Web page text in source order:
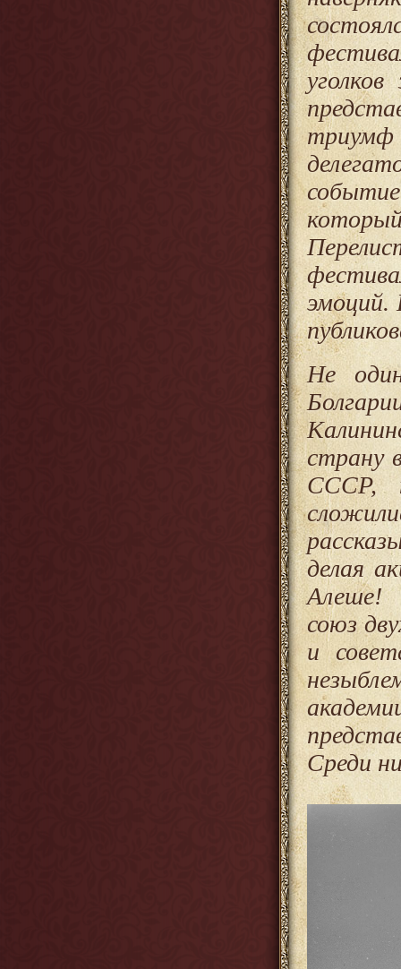
эмоций.
Не
страну
СССР,
делая
Алеше!
союз
и
Среди